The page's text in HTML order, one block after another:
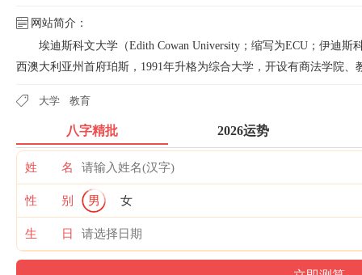
网站简介：
埃迪斯科文大学（Edith Cowan University；缩写为ECU；伊迪
西澳大利亚州首府珀斯，1991年升格为综合大学，开设有商法学院、
大学 教育
八字精批 2026运势
姓 名
性 别 男 女
生 日